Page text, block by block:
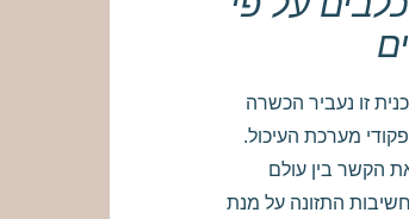
זו נעביר הכשרה
מערכת העיכול.
הקשר בין עולם
התזונה על מנת